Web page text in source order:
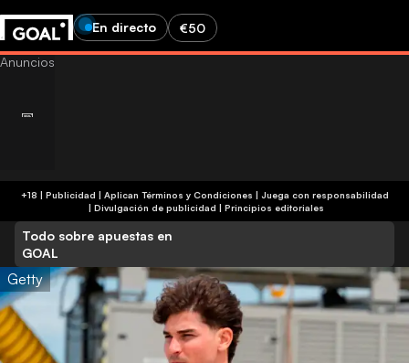
En directo €50
+18 | Publicidad | Aplican Términos y Condiciones | Juega con responsabilidad
| Divulgación de publicidad | Principios editoriales
Todo sobre apuestas en
GOAL
Getty